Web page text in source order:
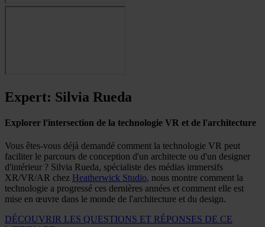
Expert: Silvia Rueda
Explorer l'intersection de la technologie VR et de l'architecture
Vous êtes-vous déjà demandé comment la technologie VR peut
faciliter le parcours de conception d'un architecte ou d'un designer
d'intérieur ? Silvia Rueda, spécialiste des médias immersifs
XR/VR/AR chez Heatherwick Studio, nous montre comment la
technologie a progressé ces dernières années et comment elle est
mise en œuvre dans le monde de l'architecture et du design.
DÉCOUVRIR LES QUESTIONS ET RÉPONSES DE CE